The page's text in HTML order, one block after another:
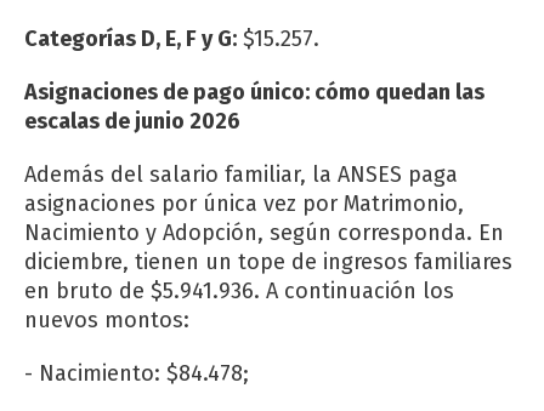
Categorías D, E, F y G: $15.257.
Asignaciones de pago único: cómo quedan las
escalas de junio 2026
Además del salario familiar, la ANSES paga
asignaciones por única vez por Matrimonio,
Nacimiento y Adopción, según corresponda. En
diciembre, tienen un tope de ingresos familiares
en bruto de $5.941.936. A continuación los
nuevos montos:
- Nacimiento: $84.478;